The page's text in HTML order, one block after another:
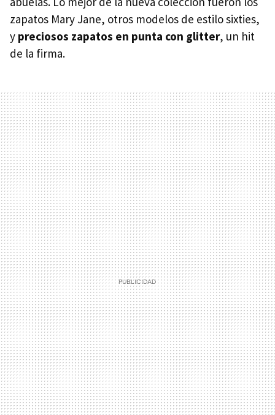
zapatos Mary Jane, otros modelos de estilo sixties,
y preciosos zapatos en punta con glitter, un hit
de la firma.